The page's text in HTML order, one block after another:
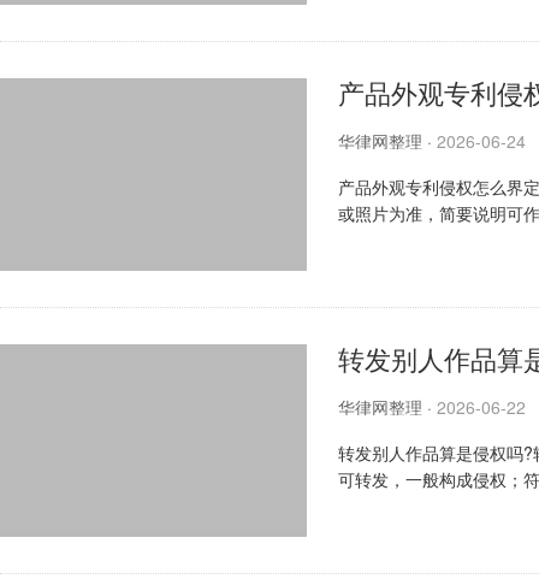
产品外观专利侵
华律网整理 · 2026-06-24
产品外观专利侵权怎么界
或照片为准，简要说明可
转发别人作品算
华律网整理 · 2026-06-22
转发别人作品算是侵权吗
可转发，一般构成侵权；